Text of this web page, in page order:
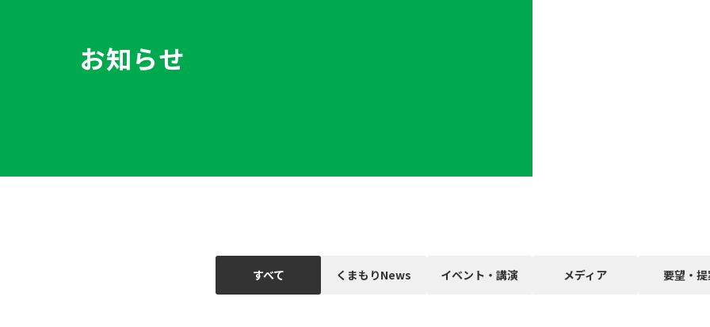
お知らせ
すべて くまもりNews イベント・講演 メディア 要望・